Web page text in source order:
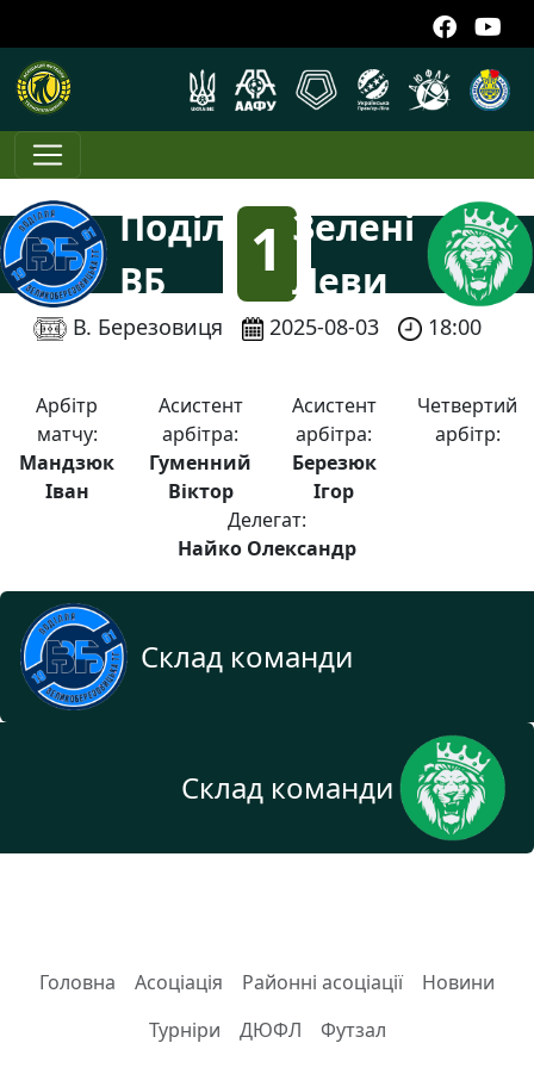
Поділля
ВБ
1
:
Зелені
Леви
В. Березовиця 2025-08-03 18:00
Арбітр
матчу:
Мандзюк
Іван
Асистент
арбітра:
Гуменний
Віктор
Асистент
арбітра:
Березюк
Ігор
Четвертий
арбітр:
Делегат:
Найко Олександр
Склад команди
Склад команди
Головна Асоціація Районні асоціації
Новини
Турніри
ДЮФЛ Футзал